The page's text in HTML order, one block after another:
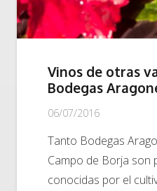
Vinos de otras
Bodegas
06/07/2016
Tanto Bodegas
Campo de Borja son
conocidas por el